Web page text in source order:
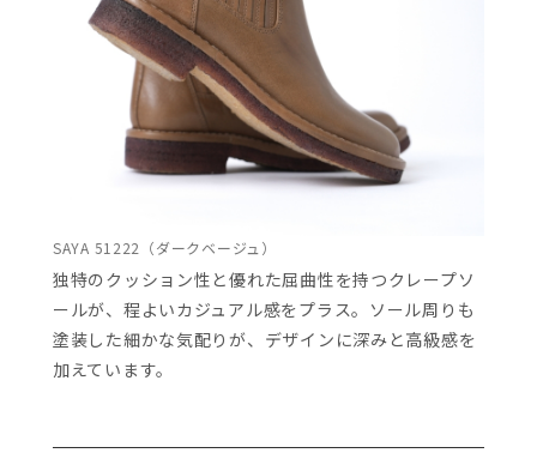
SAYA 51222（ダークベージュ）
独特のクッション性と優れた屈曲性を持つクレープソ
ールが、程よいカジュアル感をプラス。ソール周りも
塗装した細かな気配りが、デザインに深みと高級感を
加えています。